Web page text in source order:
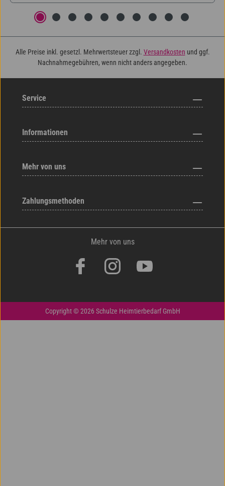
Alle Preise inkl. gesetzl. Mehrwertsteuer zzgl. Versandkosten und ggf.
Nachnahmegebühren, wenn nicht anders angegeben.
Service
Informationen
Mehr von uns
Zahlungsmethoden
Mehr von uns
Copyright © 2026 Schulze Heimtierbedarf GmbH